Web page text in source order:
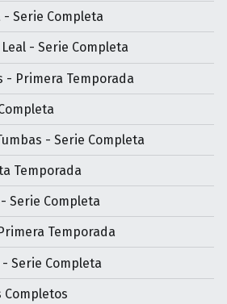
- Serie Completa
- Serie Completa
- Primera Temporada
- Serie Completa
Temporada
Serie Completa
Temporada
Serie Completa
Completos